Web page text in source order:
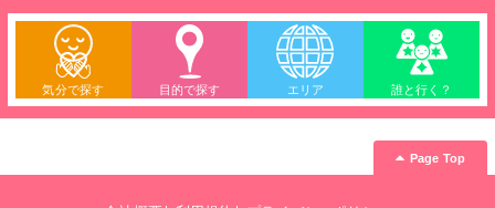
気分で探す 目的で探す エリア 誰と行く？
Page Top